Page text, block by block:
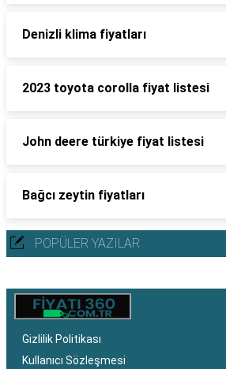
Denizli klima fiyatları
2023 toyota corolla fiyat listesi
John deere türkiye fiyat listesi
Bağcı zeytin fiyatları
POPÜLER YAZILAR
Gizlilik Politikası
Kullanıcı Sözleşmesi